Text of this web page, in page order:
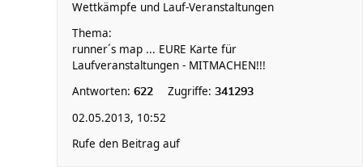
Wettkämpfe und Lauf-Veranstaltungen
Thema:
runner´s map ... EURE Karte für
Laufveranstaltungen - MITMACHEN!!!
Antworten: 622 Zugriffe: 341293
02.05.2013, 10:52
Rufe den Beitrag auf